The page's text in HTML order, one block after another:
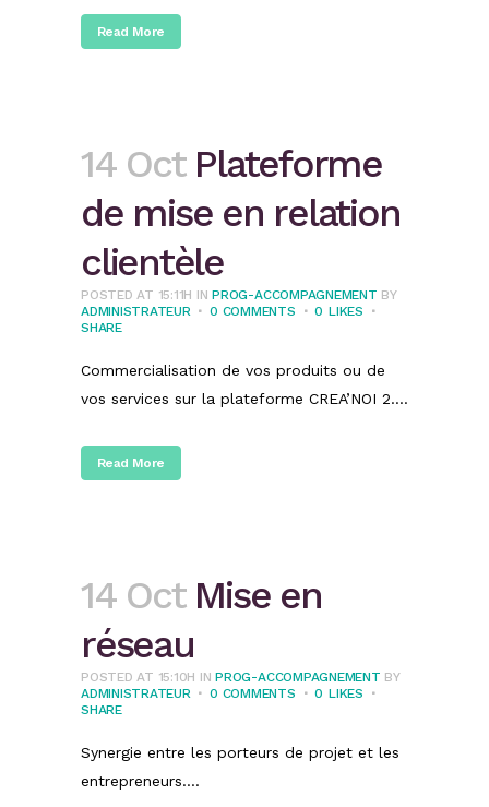
Read More
14 Oct Plateforme
de mise en relation
clientèle
POSTED AT 15:11H INPROG-ACCOMPAGNEMENT BY
ADMINISTRATEUR
0 COMMENTS 0 LIKES
SHARE
Commercialisation de vos produits ou de
vos services sur la plateforme CREA’NOI 2....
Read More
14 Oct Mise en
réseau
POSTED AT 15:10H INPROG-ACCOMPAGNEMENT BY
ADMINISTRATEUR
0 COMMENTS 0 LIKES
SHARE
Synergie entre les porteurs de projet et les
entrepreneurs....